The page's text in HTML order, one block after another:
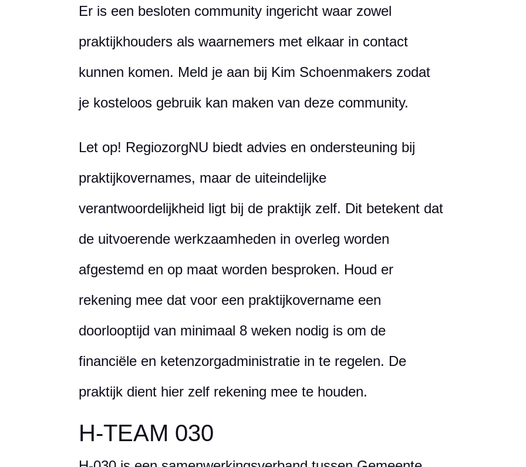
Er is een besloten community ingericht waar zowel
praktijkhouders als waarnemers met elkaar in contact
kunnen komen. Meld je aan bij Kim Schoenmakers zodat
je kosteloos gebruik kan maken van deze community.
Let op! RegiozorgNU biedt advies en ondersteuning bij
praktijkovernames, maar de uiteindelijke
verantwoordelijkheid ligt bij de praktijk zelf. Dit betekent dat
de uitvoerende werkzaamheden in overleg worden
afgestemd en op maat worden besproken. Houd er
rekening mee dat voor een praktijkovername een
doorlooptijd van minimaal 8 weken nodig is om de
financiële en ketenzorgadministratie in te regelen. De
praktijk dient hier zelf rekening mee te houden.
H-TEAM 030